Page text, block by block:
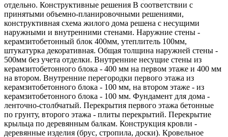
отдельно. Конструктивные решения В соответствии с
принятыми объемно-планировочными решениями,
конструктивная схема жилого дома решена с несущими
наружными и внутренними стенами. Наружние стены -
керамзитобетонный блок 400мм, утеплитель 100мм,
штукатурка декоративная. Общая толщина наружней стены -
500мм без учета отделки. Внутренние несущие стены из
керамзитобетонного блока - 400 мм на первом этаже и 400 мм
на втором. Внутренние перегородки первого этажа из
керамзитобетонного блока - 100 мм, на втором этаже - из
керамзитобетонного блока - 100 мм. Фундамент для дома -
ленточно-столбчатый. Перекрытия первого этажа бетонные
по грунту, второго этажа - плиты перекрытий. Перекрытие
крыльца по деревянным балкам. Конструкция кровли -
деревянные изделия (брус, стропила, доски). Кровельное